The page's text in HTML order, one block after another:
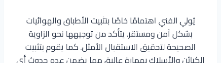
يُولي الفني اهتمامًا خاصًا بتثبيت الأطباق والهوائيات
بشكل آمن ومستقر. يتأكد من توجيهها نحو الزاوية
الصحيحة لتحقيق الاستقبال الأمثل. كما يقوم بتثبيت
الكبائن والأسلاك بمهارة عالية، مما يضمن عدم حدوث أي